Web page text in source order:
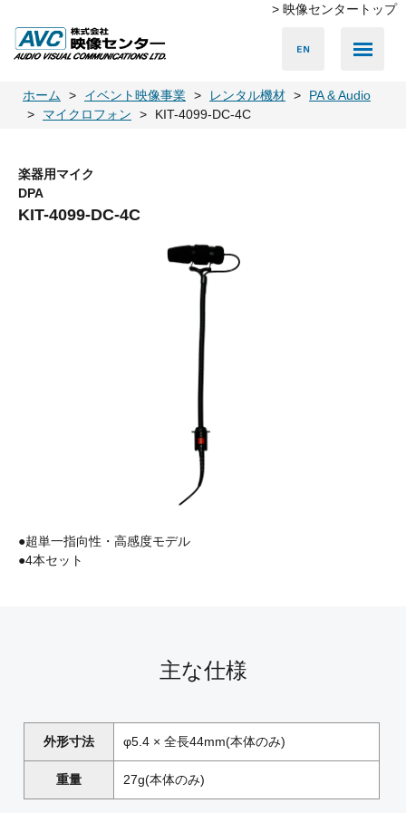
> 映像センタートップ
ホーム イベント映像事業 レンタル機材
PA & Audio
マイクロフォン
KIT-4099-DC-4C
楽器用マイク
DPA
KIT-4099-DC-4C
●超単一指向性・高感度モデル
●4本セット
主な仕様
外形寸法 φ5.4 × 全長44mm(本体のみ)
重量 27g(本体のみ)